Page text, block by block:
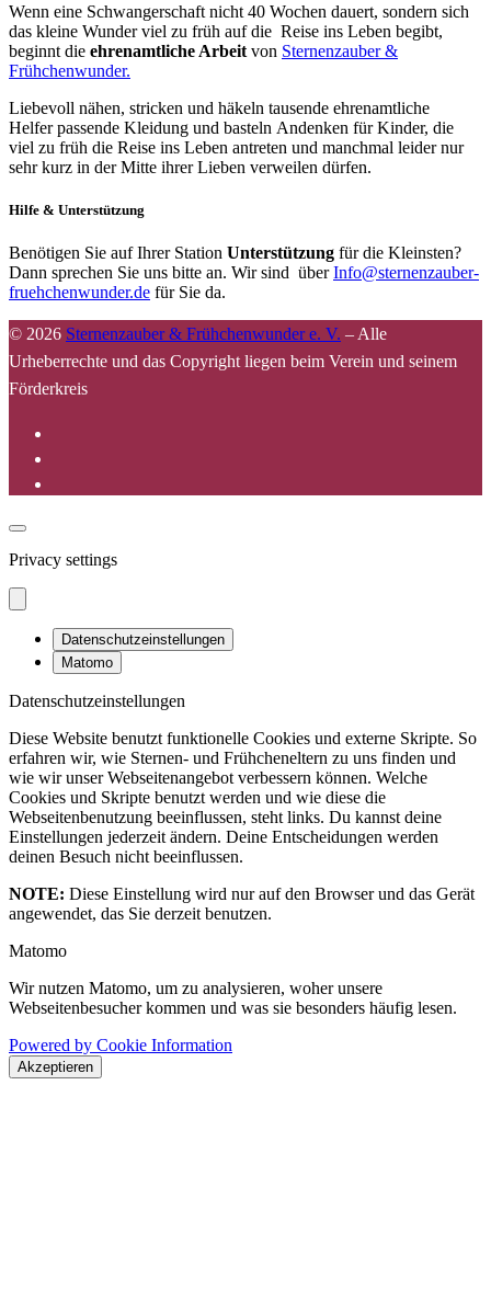
Wenn eine Schwangerschaft nicht 40 Wochen dauert, sondern sich
das kleine Wunder viel zu früh auf die Reise ins Leben begibt,
beginnt die ehrenamtliche Arbeit von Sternenzauber &
Frühchenwunder.
Liebevoll nähen, stricken und häkeln tausende ehrenamtliche
Helfer passende Kleidung und basteln Andenken für Kinder, die
viel zu früh die Reise ins Leben antreten und manchmal leider nur
sehr kurz in der Mitte ihrer Lieben verweilen dürfen.
Hilfe & Unterstützung
Benötigen Sie auf Ihrer Station Unterstützung für die Kleinsten?
Dann sprechen Sie uns bitte an. Wir sind überInfo@sternenzauber-
fruehchenwunder.de für Sie da.
© 2026 Sternenzauber & Frühchenwunder e. V. – Alle
Urheberrechte und das Copyright liegen beim Verein und seinem
Förderkreis
Privacy settings
Datenschutzeinstellungen
Matomo
Datenschutzeinstellungen
Diese Website benutzt funktionelle Cookies und externe Skripte. So
erfahren wir, wie Sternen- und Frühcheneltern zu uns finden und
wie wir unser Webseitenangebot verbessern können. Welche
Cookies und Skripte benutzt werden und wie diese die
Webseitenbenutzung beeinflussen, steht links. Du kannst deine
Einstellungen jederzeit ändern. Deine Entscheidungen werden
deinen Besuch nicht beeinflussen.
NOTE: Diese Einstellung wird nur auf den Browser und das Gerät
angewendet, das Sie derzeit benutzen.
Matomo
Wir nutzen Matomo, um zu analysieren, woher unsere
Webseitenbesucher kommen und was sie besonders häufig lesen.
Powered by Cookie Information
Akzeptieren